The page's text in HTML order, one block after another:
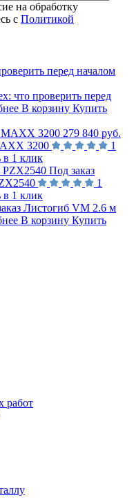
на обработку
с Политикой
что проверить перед
В корзину Купить
279 840 руб.
3200
1
в 1 клик
Под заказ
1
в 1 клик
Листогиб VM 2.6 м
В корзину Купить
работ